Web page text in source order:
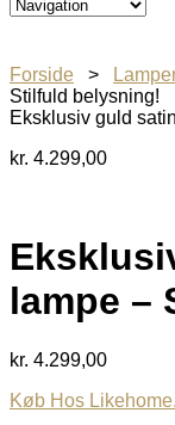
Forside >
Stilfuld belysning!
Eksklusiv guld
kr. 4.299,00
lampe –
kr. 4.299,00
Køb Hos